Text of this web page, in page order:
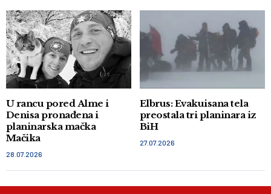
U rancu pored Alme i
Denisa pronađena i
planinarska mačka
Mačika
28.07.2026
Elbrus: Evakuisana tela
preostala tri planinara iz
BiH
27.07.2026